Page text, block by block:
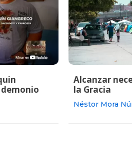
Alcanzar
la Gracia
Néstor Mora